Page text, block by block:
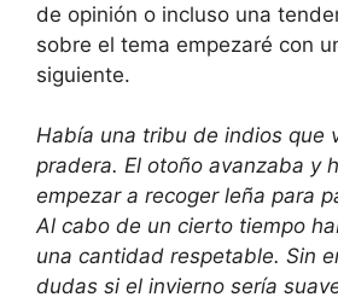
de opinión o incluso una
sobre el tema empezaré con
siguiente.
Había una tribu de indios que
pradera. El otoño avanzaba y
empezar a recoger leña para
Al cabo de un cierto tiempo
una cantidad respetable. Sin
dudas si el invierno sería